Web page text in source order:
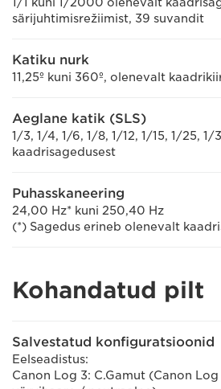
särijuhtimisrežiimist, 39 suvandit
Katiku nurk
11,25º kuni 360º, olenevalt
Aeglane katik (SLS)
1/3, 1/4, 1/6, 1/8, 1/12, 1/15, 1/25,
kaadrisagedusest
Puhasskaneering
24,00 Hz* kuni 250,40 Hz
(*) Sagedus erineb olenevalt
Kohandatud pilt
Salvestatud konfiguratsioonid
Eelseadistus:
Canon Log 3: C.Gamut (Canon